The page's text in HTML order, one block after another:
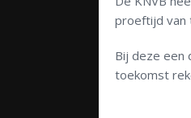
proeftijd van
Bij deze een
toekomst